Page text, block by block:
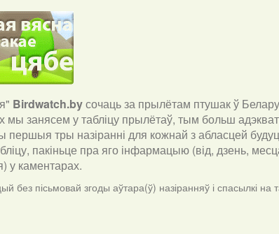
Birdwatch.byсочаць за прылётам птушак ў
занясем у табліцу прылётаў, тым больш
тры назіранні для кожнай з абласцей
пакіньце пра яго інфармацыю (від, дзень,
у каментарах.
без пісьмовай згоды аўтара(ў) назіранняў і спасылкі на